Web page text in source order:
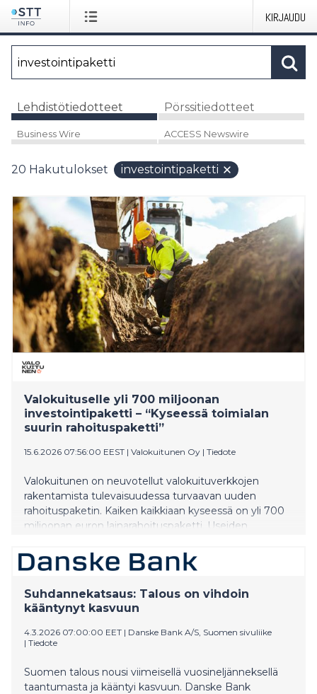
KIRJAUDU
Lehdistötiedotteet Pörssitiedotteet
Business Wire ACCESS Newswire
20 Hakutulokset investointipaketti
Valokuituselle yli 700 miljoonan
investointipaketti – “Kyseessä toimialan
suurin rahoituspaketti”
15.6.2026 07:56:00 EEST | Valokuitunen Oy | Tiedote
Valokuitunen on neuvotellut valokuituverkkojen
rakentamista tulevaisuudessa turvaavan uuden
rahoituspaketin. Kaiken kaikkiaan kyseessä on yli 700
miljoonan euron lainarahoituspaketti. Useiden
infrarahoituskokonaisuus käsittää uutta lainaa yli 300
miljoonaa sekä vanhojen lainojen uudelleen
Suhdannekatsaus: Talous on vihdoin
kääntynyt kasvuun
4.3.2026 07:00:00 EET | Danske Bank A/S, Suomen sivuliike
| Tiedote
Suomen talous nousi viimeisellä vuosineljänneksellä
taantumasta ja kääntyi kasvuun. Danske Bank